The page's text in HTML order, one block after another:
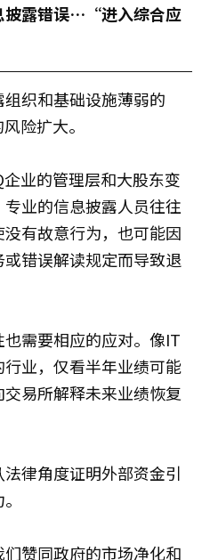
披露错误…“进入综合应
织和基础设施薄弱的
险扩大。
业的管理层和大股东变
业的信息披露人员往往
有故意行为，也可能因
错误解读规定而导致退
需要相应的应对。像IT
业，仅看半年业绩可能
易所解释未来业绩恢复
律角度证明外部资金引
赞同政府的市场净化和